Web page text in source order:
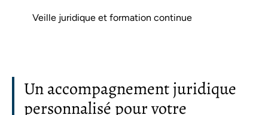
Veille juridique et formation continue
Un accompagnement juridique
personnalisé pour votre